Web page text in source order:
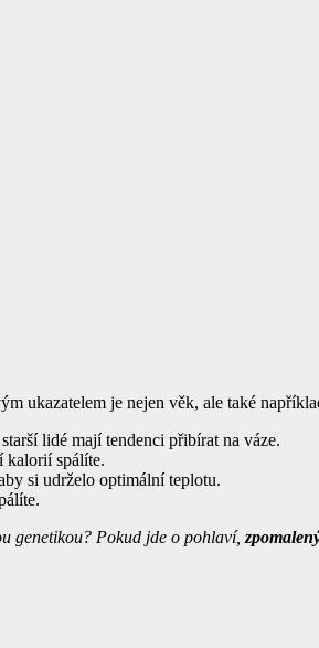
ukazatelem je nejen věk, ale také
lidé mají tendenci přibírat na váze.
kalorií spálíte.
si udrželo optimální teplotu.
genetikou? Pokud jde o pohlaví,